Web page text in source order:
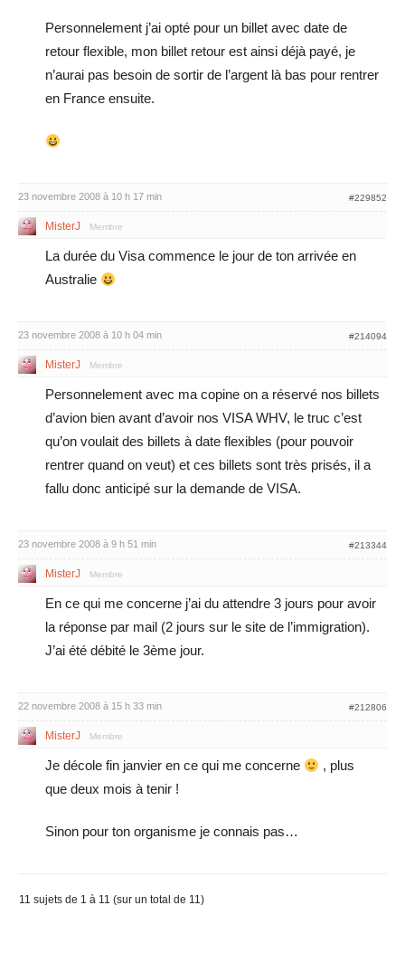
Personnelement j’ai opté pour un billet avec date de
retour flexible, mon billet retour est ainsi déjà payé, je
n’aurai pas besoin de sortir de l’argent là bas pour rentrer
en France ensuite.
23 novembre 2008 à 10 h 17 min #229852
MisterJ Membre
La durée du Visa commence le jour de ton arrivée en
Australie
23 novembre 2008 à 10 h 04 min #214094
MisterJ Membre
Personnelement avec ma copine on a réservé nos billets
d’avion bien avant d’avoir nos VISA WHV, le truc c’est
qu’on voulait des billets à date flexibles (pour pouvoir
rentrer quand on veut) et ces billets sont très prisés, il a
fallu donc anticipé sur la demande de VISA.
23 novembre 2008 à 9 h 51 min #213344
MisterJ Membre
En ce qui me concerne j’ai du attendre 3 jours pour avoir
la réponse par mail (2 jours sur le site de l’immigration).
J’ai été débité le 3ème jour.
22 novembre 2008 à 15 h 33 min #212806
MisterJ Membre
Je décole fin janvier en ce qui me concerne
, plus
que deux mois à tenir !
Sinon pour ton organisme je connais pas…
11 sujets de 1 à 11 (sur un total de 11)